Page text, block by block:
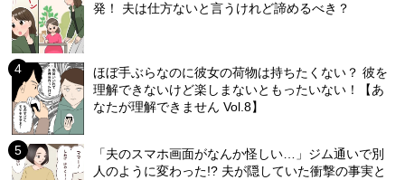
発！ 夫は仕方ないと言うけれど諦めるべき？
ほぼ手ぶらなのに彼女の荷物は持ちたくない？ 彼を
理解できないけど楽しまないともったいない！【あ
なたが理解できません Vol.8】
「夫のスマホ画面がなんか怪しい…」ジム通いで別
人のように変わった!? 夫が隠していた衝撃の事実と